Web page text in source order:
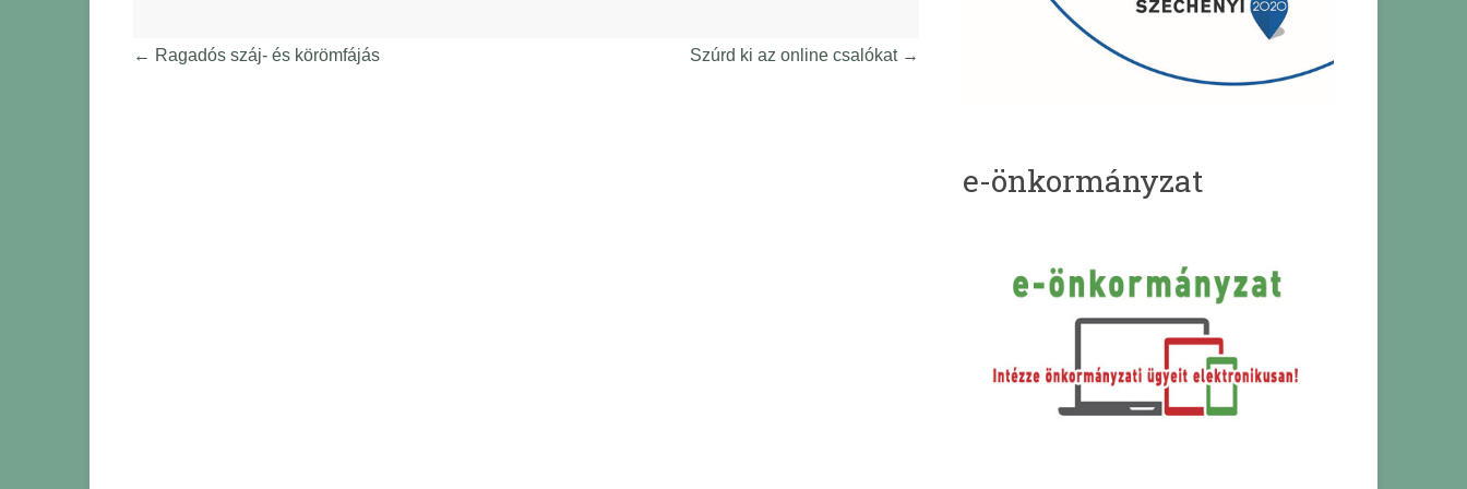
← Ragadós száj- és körömfájás Szúrd ki az online csalókat →
e-önkormányzat